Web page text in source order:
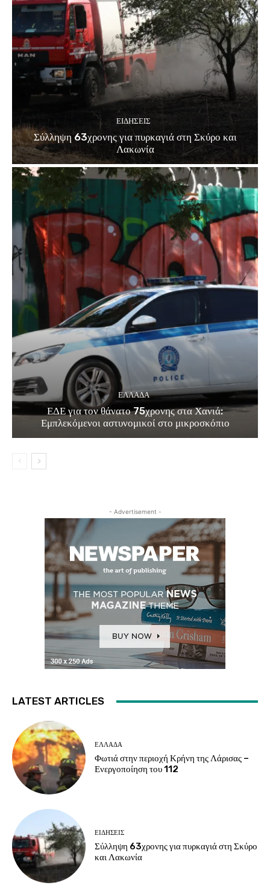
ΕΙΔΗΣΕΙΣ
Σύλληψη 63χρονης για πυρκαγιά στη Σκύρο και
Λακωνία
ΕΛΛΑΔΑ
ΕΔΕ για τον θάνατο 75χρονης στα Χανιά:
Εμπλεκόμενοι αστυνομικοί στο μικροσκόπιο
- Advertisement -
LATEST ARTICLES
ΕΛΛΑΔΑ
Φωτιά στην περιοχή Κρήνη της Λάρισας –
Ενεργοποίηση του 112
ΕΙΔΗΣΕΙΣ
Σύλληψη 63χρονης για πυρκαγιά στη Σκύρο
και Λακωνία